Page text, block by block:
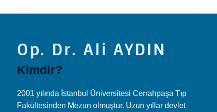
Op. Dr. Ali AYDIN
Kimdir?
2001 yılında İstanbul Üniversitesi Cerrahpaşa Tıp
Fakültesinden Mezun olmuştur. Uzun yıllar devlet